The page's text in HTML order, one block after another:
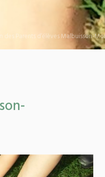
des Parents d’élèves Malbuisson-